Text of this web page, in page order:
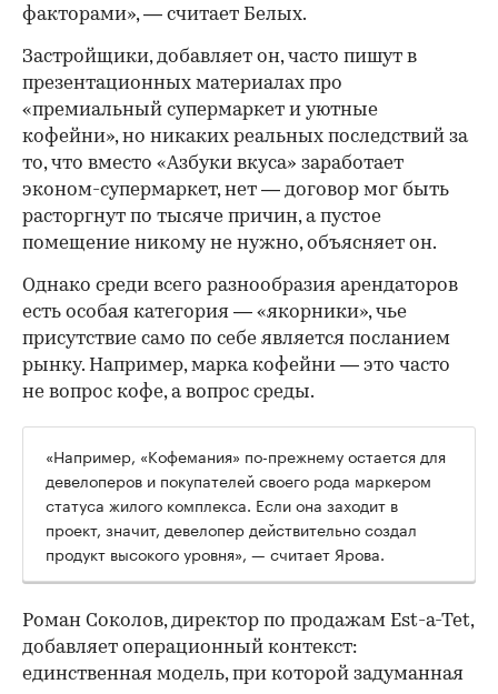
факторами», — считает Белых.
Застройщики, добавляет он, часто пишут в
презентационных материалах про
«премиальный супермаркет и уютные
кофейни», но никаких реальных последствий за
то, что вместо «Азбуки вкуса» заработает
эконом-супермаркет, нет — договор мог быть
расторгнут по тысяче причин, а пустое
помещение никому не нужно, объясняет он.
Однако среди всего разнообразия арендаторов
есть особая категория — «якорники», чье
присутствие само по себе является посланием
рынку. Например, марка кофейни — это часто
не вопрос кофе, а вопрос среды.
«Например, «Кофемания» по-прежнему остается для
девелоперов и покупателей своего рода маркером
статуса жилого комплекса. Если она заходит в
проект, значит, девелопер действительно создал
продукт высокого уровня», — считает Ярова.
Роман Соколов, директор по продажам Est-a-Tet,
добавляет операционный контекст:
единственная модель, при которой задуманная